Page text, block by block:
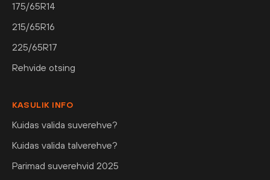
175/65R14
215/65R16
225/65R17
Rehvide otsing
KASULIK INFO
Kuidas valida suverehve?
Kuidas valida talverehve?
Parimad suverehvid 2025